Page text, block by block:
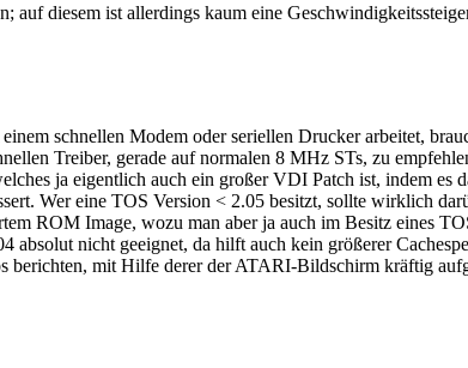
diesem ist allerdings kaum eine
schnellen Modem oder seriellen Drucker arbeitet,
Treiber, gerade auf normalen 8 MHz STs, zu
ja eigentlich auch ein großer VDI Patch ist, indem es
Wer eine TOS Version < 2.05 besitzt, sollte wirklich
ROM Image, wozu man aber ja auch im Besitz eines
absolut nicht geeignet, da hilft auch kein größerer
berichten, mit Hilfe derer der ATARI-Bildschirm kräftig